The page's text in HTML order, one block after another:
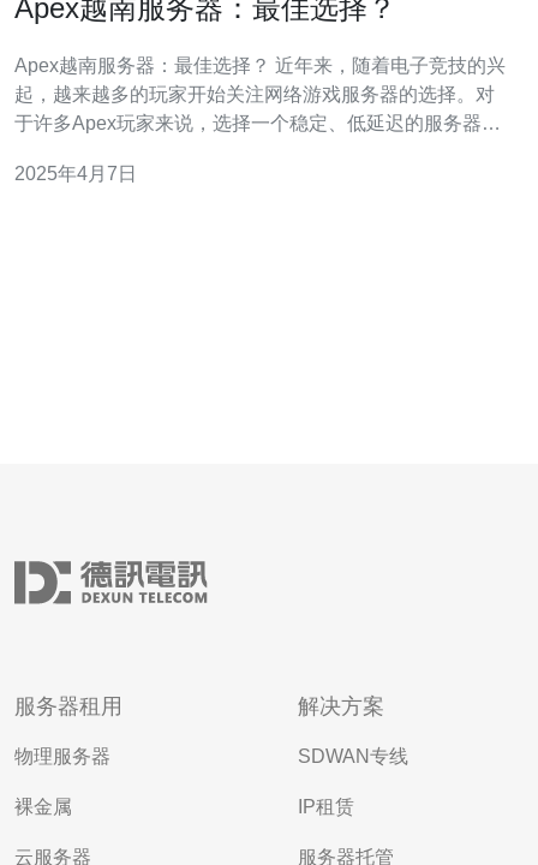
Apex越南服务器：最佳选择？
Apex越南服务器：最佳选择？ 近年来，随着电子竞技的兴
起，越来越多的玩家开始关注网络游戏服务器的选择。对
于许多Apex玩家来说，选择一个稳定、低延迟的服务器是
选。 Apex越南服务器的稳定性是其最大的优势之一。由于
2025年4月7日
服务器租用
物理服务器
裸金属
云服务器
解决方案
SDWAN专线
IP租赁
服务器托管